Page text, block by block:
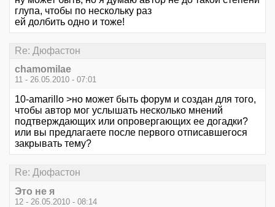
глупа, чтобы по нескольку раз
ей долбить одно и тоже!
Re: Дюфастон
chamomilae
11 - 26.05.2010 - 07:01
10-amarillo >но может быть форум и создан для того,
чтобы автор мог услышать несколько мнений
подтверждающих или опровергающих ее догадки?
или вы предлагаете после первого отписавшегося
закрывать тему?
Re: Дюфастон
Это не я
12 - 26.05.2010 - 08:14